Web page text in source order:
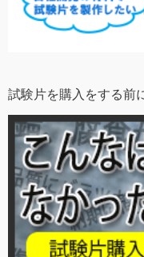
試験片を購入をする前